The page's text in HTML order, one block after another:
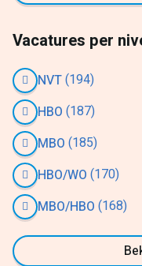
Vacatures per
NVT(194)
HBO (187)
MBO (185)
HBO/WO (170)
MBO/HBO (168)